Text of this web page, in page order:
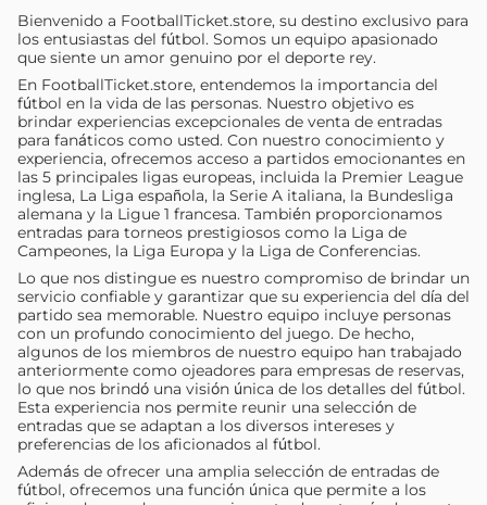
Bienvenido a FootballTicket.store, su destino exclusivo para
los entusiastas del fútbol. Somos un equipo apasionado
que siente un amor genuino por el deporte rey.
En FootballTicket.store, entendemos la importancia del
fútbol en la vida de las personas. Nuestro objetivo es
brindar experiencias excepcionales de venta de entradas
para fanáticos como usted. Con nuestro conocimiento y
experiencia, ofrecemos acceso a partidos emocionantes en
las 5 principales ligas europeas, incluida la Premier League
inglesa, La Liga española, la Serie A italiana, la Bundesliga
alemana y la Ligue 1 francesa. También proporcionamos
entradas para torneos prestigiosos como la Liga de
Campeones, la Liga Europa y la Liga de Conferencias.
Lo que nos distingue es nuestro compromiso de brindar un
servicio confiable y garantizar que su experiencia del día del
partido sea memorable. Nuestro equipo incluye personas
con un profundo conocimiento del juego. De hecho,
algunos de los miembros de nuestro equipo han trabajado
anteriormente como ojeadores para empresas de reservas,
lo que nos brindó una visión única de los detalles del fútbol.
Esta experiencia nos permite reunir una selección de
entradas que se adaptan a los diversos intereses y
preferencias de los aficionados al fútbol.
Además de ofrecer una amplia selección de entradas de
fútbol, ​​ofrecemos una función única que permite a los